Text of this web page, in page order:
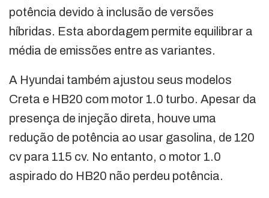
potência devido à inclusão de versões
híbridas. Esta abordagem permite equilibrar a
média de emissões entre as variantes.
A Hyundai também ajustou seus modelos
Creta e HB20 com motor 1.0 turbo. Apesar da
presença de injeção direta, houve uma
redução de potência ao usar gasolina, de 120
cv para 115 cv. No entanto, o motor 1.0
aspirado do HB20 não perdeu potência.